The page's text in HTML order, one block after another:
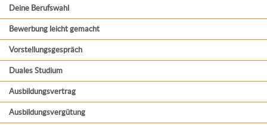
Deine Berufswahl
Bewerbung leicht gemacht
Vorstellungsgespräch
Duales Studium
Ausbildungsvertrag
Ausbildungsvergütung